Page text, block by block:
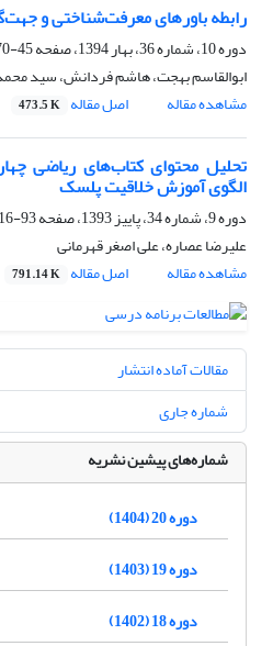
رابطه باورهای معرفت‌شناختی و
دوره 10، شماره 36، بهار 1394، صفحه
45-70
ابوالقاسم بهجت، هاشم فردانش، سید
مشاهده مقاله
اصل مقاله 473.5 K
تحلیل محتوای کتاب‌های ریاضی
الگوی آموزش خلاقیت پلسک
دوره 9، شماره 34، پاییز 1393، صفحه
93-116
علیرضا عصاره، علی اصغر قهرمانی
مشاهده مقاله
اصل مقاله 791.14 K
مقالات آماده انتشار
شماره جاری
شماره‌های پیشین نشریه
دوره 20 (1404)
دوره 19 (1403)
دوره 18 (1402)